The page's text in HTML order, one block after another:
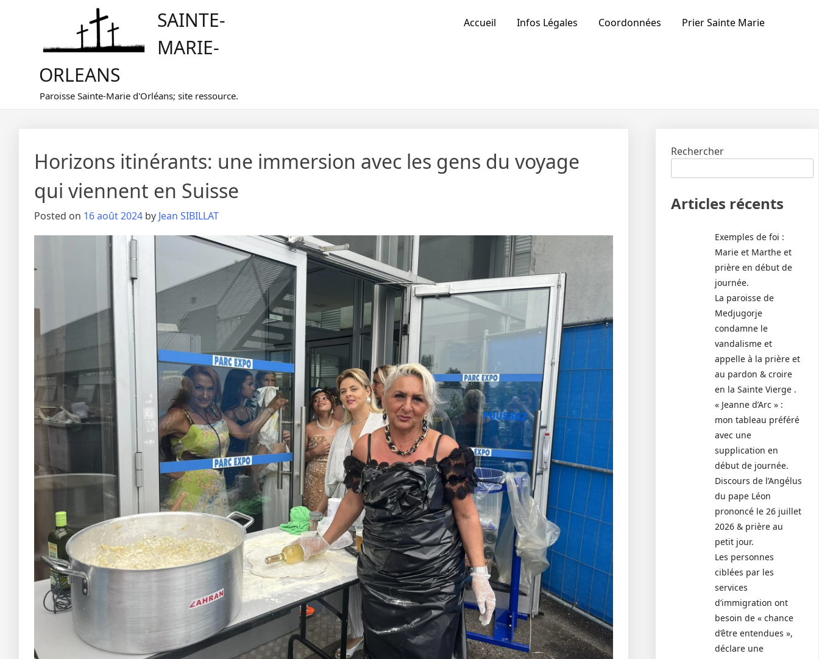
SAINTE-
MARIE-
ORLEANS
Paroisse Sainte-Marie d'Orléans; site ressource.
Accueil Infos Légales Coordonnées Prier Sainte Marie
Horizons itinérants: une immersion avec les gens du voyage
qui viennent en Suisse
Posted on 16 août 2024 by Jean SIBILLAT
Rechercher
Articles récents
Exemples de foi :
Marie et Marthe et
prière en début de
journée.
La paroisse de
Medjugorje
condamne le
vandalisme et
appelle à la prière et
au pardon & croire
en la Sainte Vierge .
« Jeanne d’Arc » :
mon tableau préféré
avec une
supplication en
début de journée.
Discours de l’Angélus
du pape Léon
prononcé le 26 juillet
2026 & prière au
petit jour.
Les personnes
ciblées par les
services
d’immigration ont
besoin de « chance
d’être entendues »,
déclare une